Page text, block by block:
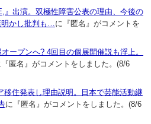
』出演。双極性障害公表の理由、今後の
かし批判も… に『匿名』がコメントを
ープンへ? 4回目の個展開催説も浮上。
『匿名』がコメントをしました。(8/6
移住発表し理由説明。日本で芸能活動継
に『匿名』がコメントをしました。(8/6